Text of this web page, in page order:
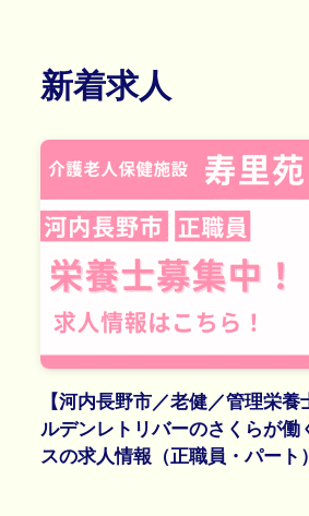
新着求人
【河内長野市／老健／管理栄
ルデンレトリバーのさくらが働
スの求人情報（正職員・パート）